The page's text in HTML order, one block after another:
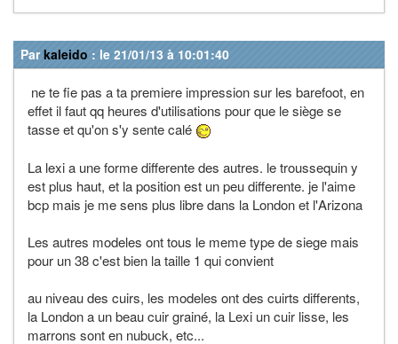
Parkaleido : le 21/01/13 à 10:01:40
ne te fie pas a ta premiere impression sur les barefoot, en
effet il faut qq heures d'utilisations pour que le siège se
tasse et qu'on s'y sente calé
La lexi a une forme differente des autres. le troussequin y
est plus haut, et la position est un peu differente. je l'aime
bcp mais je me sens plus libre dans la London et l'Arizona
Les autres modeles ont tous le meme type de siege mais
pour un 38 c'est bien la taille 1 qui convient
au niveau des cuirs, les modeles ont des cuirts differents,
la London a un beau cuir grainé, la Lexi un cuir lisse, les
marrons sont en nubuck, etc...